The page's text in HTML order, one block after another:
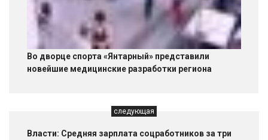
Во дворце спорта «Янтарный» представили
новейшие медицинские разработки региона
следующая
Власти: Средняя зарплата соцработников за три